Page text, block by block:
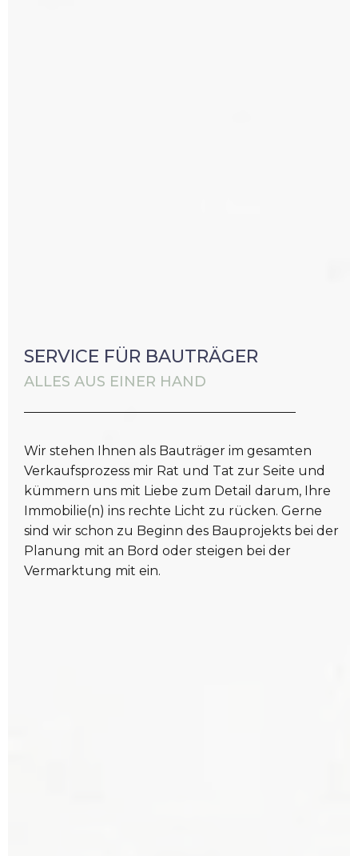
SERVICE FÜR BAUTRÄGER
ALLES AUS EINER HAND
Wir stehen Ihnen als Bauträger im gesamten
Verkaufsprozess mir Rat und Tat zur Seite und
kümmern uns mit Liebe zum Detail darum, Ihre
Immobilie(n) ins rechte Licht zu rücken. Gerne
sind wir schon zu Beginn des Bauprojekts bei der
Planung mit an Bord oder steigen bei der
Vermarktung mit ein.